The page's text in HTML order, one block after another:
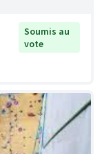
Soumis au
vote